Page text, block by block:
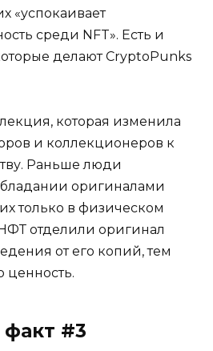
«успокаивает
среди NFT». Есть и
делают CryptoPunks
которая изменила
и коллекционеров к
Раньше люди
оригиналами
только в физическом
отделили оригинал
от его копий, тем
ценность.
#3